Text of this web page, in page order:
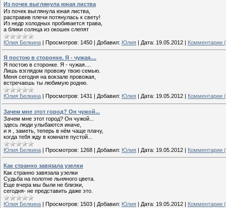
Из почек выглянула юная листва
Из почек выглянула юная листва,
расправив плечи потянулась к свету!
Из недр холодных пробивается трава,
а блики солнца из окошек слепят
Юлия Белкина | Просмотров: 1450 | Добавил: Юлия | Дата: 19.05.2012 | Комментарии
Я постою в сторонке. Я - чужая....
Я постою в сторонке. Я - чужая....
Лишь взглядом провожу твою семью.
Меня сегодня на вокзале провожая,
встречаешь ты любимую родню.
Юлия Белкина Просмотров: 1431 Добавил: Юлия Дата: 19.05.2012 Комментарии
Зачем мне этот город? Он чужой...
Зачем мне этот город? Он чужой...
здесь люди улыбаются иначе,
и я , заметь, теперь в нём чаще плачу,
когда тебя жду в комнате пустой...
Юлия Белкина | Просмотров: 1268 | Добавил: Юлия | Дата: 19.05.2012 | Комментарии
Как странно завязала узелки
Как странно завязала узелки
Судьба на полотне льняного цвета.
Еще вчера мы были не близки,
сегодня- не представить даже это.
Юлия Белкина | Просмотров: 1503 | Добавил: Юлия | Дата: 19.05.2012 | Комментарии